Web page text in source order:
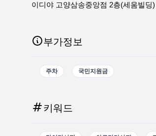
이디야 고양삼송중앙점 2층(세움빌딩)
부가정보
주차 국민지원금
키워드